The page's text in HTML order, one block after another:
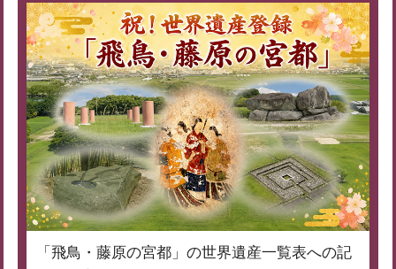
「飛鳥・藤原の宮都」の世界遺産一覧表への記